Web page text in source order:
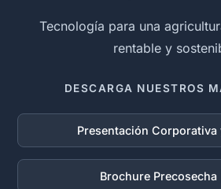
Tecnología para una
rentable y
DESCARGA NUESTROS
Presentación Corporativa
Brochure Precosecha